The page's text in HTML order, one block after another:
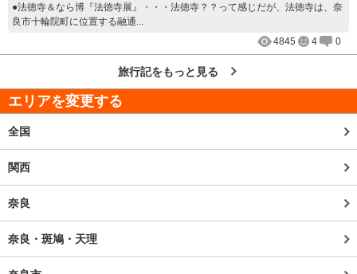
●法徳寺＆なら博『法徳寺展』・・・法徳寺？？って感じだが、法徳寺は、奈
良市十輪院町に位置する融通...
4845
4 0
旅行記をもっと見る
エリアを変更する
全国
関西
奈良
奈良・斑鳩・天理